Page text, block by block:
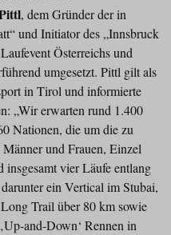
, dem Gründer der in
und Initiator des „Innsbruck
Österreichs und
umgesetzt. Pittl gilt als
in Tirol und informierte
„Wir erwarten rund 1.400
Nationen, die um die zu
und Frauen, Einzel
vier Läufe entlang
ein Vertical im Stubai,
Trail über 80 km sowie
and-Down‘ Rennen in